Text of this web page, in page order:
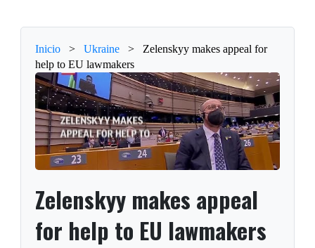
Inicio > Ukraine >
Zelenskyy makes appeal for
help to EU lawmakers
Zelenskyy makes appeal
for help to EU lawmakers